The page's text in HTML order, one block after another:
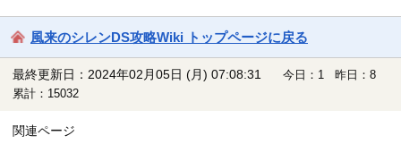
風来のシレンDS攻略Wiki トップページに戻る
最終更新日：2024年02月05日 (月) 07:08:31
今日：1 昨日：8
累計：15032
関連ページ